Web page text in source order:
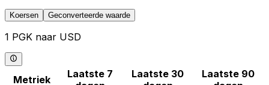
Koersen Geconverteerde waarde
1 PGK naar USD
Metriek
Laatste 7
Laatste 30
Laatste 90